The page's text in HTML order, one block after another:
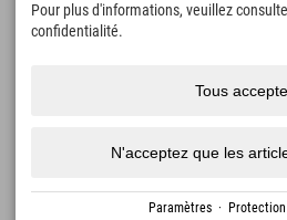
Téléchargez vos #ExplorerMoments,
Explorer à emporter avec aperçu de vos
Téléchargez-le maintenant !
L'heure des moments d'exploration
Lacs de montagne et
Pour plus d'informations, veuillez
confidentialité.
Tous
N'acceptez que les
Paramètres ·